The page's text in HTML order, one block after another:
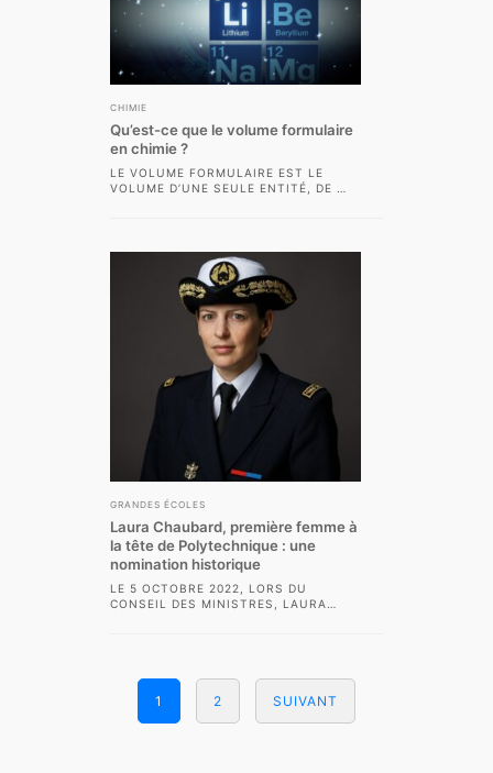
CHIMIE
Qu’est-ce que le volume formulaire
en chimie ?
LE VOLUME FORMULAIRE EST LE
VOLUME D’UNE SEULE ENTITÉ, DE
CACO3
GRANDES ÉCOLES
Laura Chaubard, première femme à
la tête de Polytechnique : une
nomination historique
LE 5 OCTOBRE 2022, LORS DU
CONSEIL DES MINISTRES, LAURA
1 2 SUIVANT